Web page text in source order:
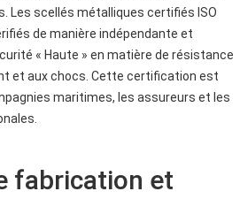
Les scellés métalliques certifiés ISO
de manière indépendante et
« Haute » en matière de résistance
et aux chocs. Cette certification est
maritimes, les assureurs et les
fabrication et